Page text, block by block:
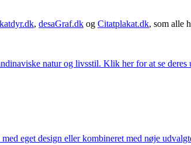
, desaGraf.dk og Citatplakat.dk, som alle
natur og livsstil. Klik her for at se deres
eget design eller kombineret med nøje